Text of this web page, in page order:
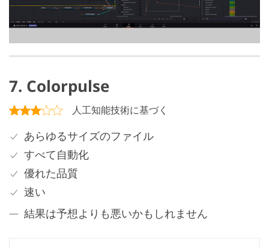
7. Colorpulse
人工知能技術に基づく
あらゆるサイズのファイル
すべて自動化
優れた品質
速い
結果は予想よりも悪いかもしれません